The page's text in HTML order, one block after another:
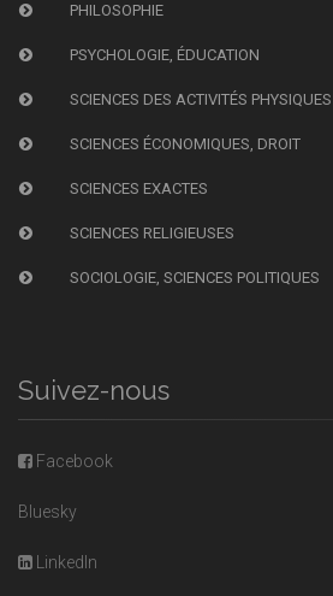
PHILOSOPHIE
PSYCHOLOGIE, ÉDUCATION
SCIENCES DES ACTIVITÉS
SCIENCES ÉCONOMIQUES, DROIT
SCIENCES EXACTES
SCIENCES RELIGIEUSES
SOCIOLOGIE, SCIENCES POLITIQUES
Suivez-nous
Facebook
Bluesky
LinkedIn